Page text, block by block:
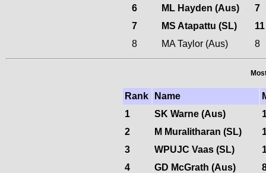
6
ML Hayden (Aus)
7
7
MS Atapattu (SL)
11
8
MA Taylor (Aus) 8
Rank Name
1
SK Warne (Aus)
2
M Muralitharan (SL)
3
WPUJC Vaas (SL)
4
GD McGrath (Aus)